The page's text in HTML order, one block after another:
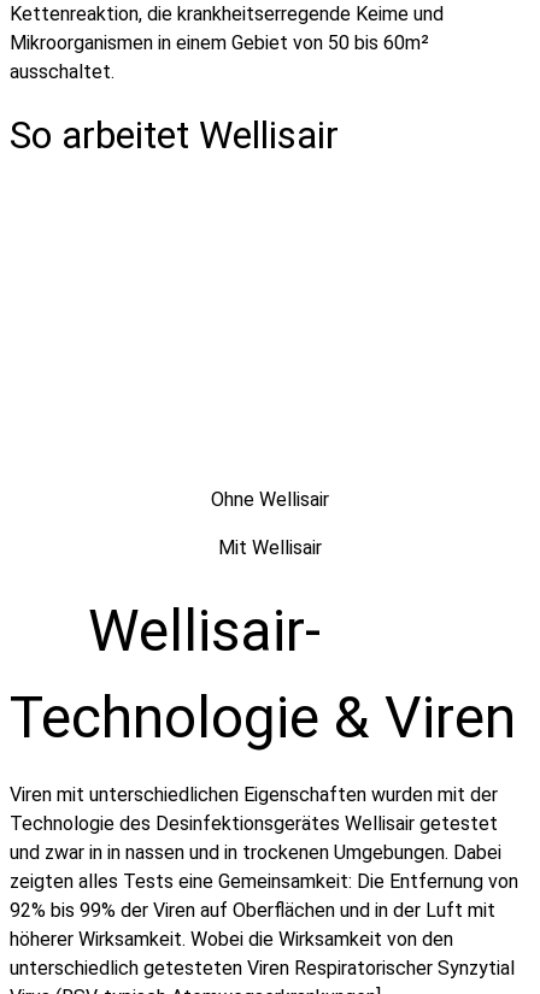
Kettenreaktion, die krankheitserregende Keime und
Mikroorganismen in einem Gebiet von 50 bis 60m²
ausschaltet.
So arbeitet Wellisair
Ohne Wellisair
Mit Wellisair
Wellisair-
Technologie & Viren
Viren mit unterschiedlichen Eigenschaften wurden mit der
Technologie des Desinfektionsgerätes Wellisair getestet
und zwar in in nassen und in trockenen Umgebungen. Dabei
zeigten alles Tests eine Gemeinsamkeit: Die Entfernung von
92% bis 99% der Viren auf Oberflächen und in der Luft mit
höherer Wirksamkeit. Wobei die Wirksamkeit von den
unterschiedlich getesteten Viren Respiratorischer Synzytial